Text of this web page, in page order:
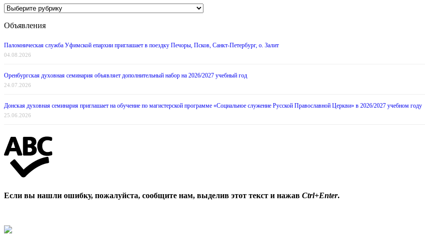
Категории
Объявления
Паломническая служба Уфимской епархии приглашает в поездку Печоры, Псков, Санкт-Петербург, о. Залит
04.08.2026
Оренбургская духовная семинария объявляет дополнительный набор на 2026/2027 учебный год
24.07.2026
Донская духовная семинария приглашает на обучение по магистерской программе «Социальное служение Русской Православной Церкви» в 2026/2027 учебном году
25.06.2026
Если вы нашли ошибку, пожалуйста, сообщите нам, выделив этот текст и нажав Ctrl+Enter.